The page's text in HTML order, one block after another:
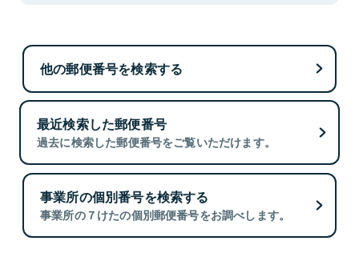
他の郵便番号を検索する
最近検索した郵便番号
過去に検索した郵便番号をご覧いただけます。
事業所の個別番号を検索する
事業所の７けたの個別郵便番号をお調べします。